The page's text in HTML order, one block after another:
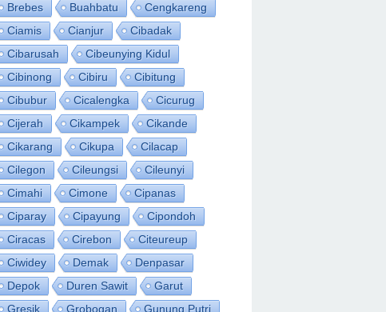
Brebes
Buahbatu
Cengkareng
Ciamis
Cianjur
Cibadak
Cibarusah
Cibeunying Kidul
Cibinong
Cibiru
Cibitung
Cibubur
Cicalengka
Cicurug
Cijerah
Cikampek
Cikande
Cikarang
Cikupa
Cilacap
Cilegon
Cileungsi
Cileunyi
Cimahi
Cimone
Cipanas
Ciparay
Cipayung
Cipondoh
Ciracas
Cirebon
Citeureup
Ciwidey
Demak
Denpasar
Depok
Duren Sawit
Garut
Gresik
Grobogan
Gunung Putri